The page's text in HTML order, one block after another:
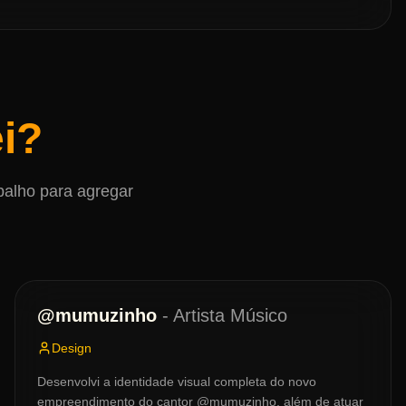
para agregar
@mumuzinho - Artista Músico
Design
Desenvolvi a identidade visual completa do novo
empreendimento do cantor @mumuzinho, além de atuar